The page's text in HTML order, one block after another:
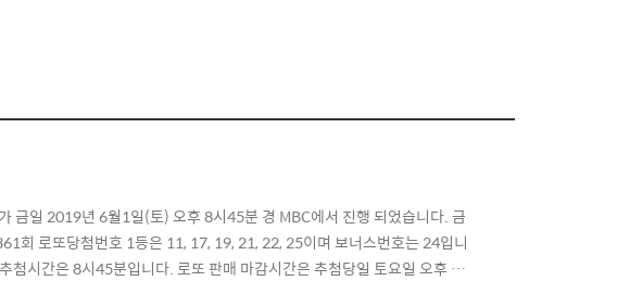
금일 2019년 6월1일(토) 오후 8시45분 경 MBC에서 진행 되었습니다. 금
회 로또당첨번호 1등은 11, 17, 19, 21, 22, 25이며 보너스번호는 24입니
첨시간은 8시45분입니다. 로또 판매 마감시간은 추첨당일 토요일 오후 8